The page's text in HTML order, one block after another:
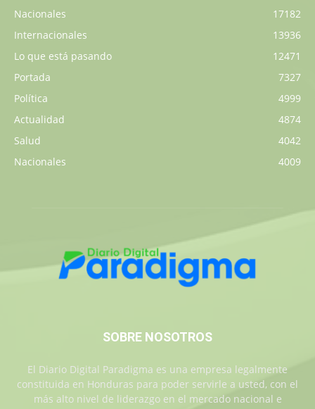
Nacionales
17182
Internacionales
13936
Lo que está pasando
12471
Portada
7327
Política
4999
Actualidad
4874
Salud
4042
Nacionales
4009
SOBRE NOSOTROS
El Diario Digital Paradigma es una empresa legalmente
constituida en Honduras para poder servirle a usted, con el
más alto nivel de liderazgo en el mercado nacional e